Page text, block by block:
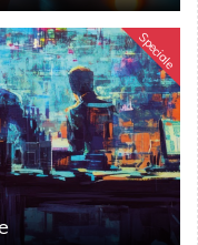
Speciale